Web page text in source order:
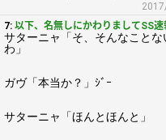
7: 以下、名無しにかわりましてSS
サターニャ「そ、そんなこと
わ」
ガヴ「本当か？」ｼﾞｰ
サターニャ「ほんとほんと」